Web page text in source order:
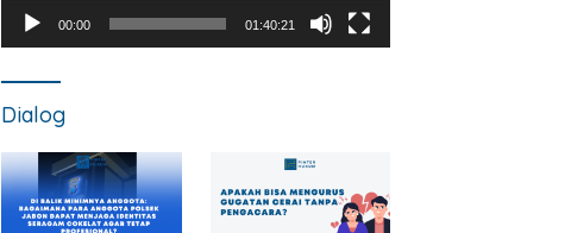
00:00 01:40:21
Dialog